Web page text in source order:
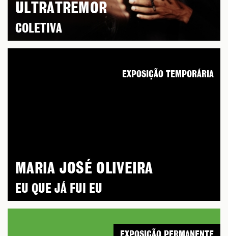
ULTRATREMOR
COLETIVA
MARIA JOSÉ OLIVEIRA
EU QUE JÁ FUI EU
EXPOSIÇÃO TEMPORÁRIA